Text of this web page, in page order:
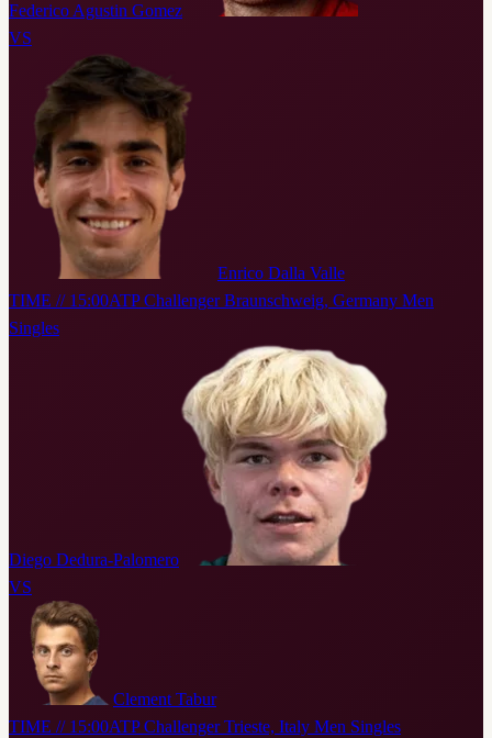
Federico Agustin Gomez
VS
Enrico Dalla Valle
TIME // 15:00ATP Challenger Braunschweig, Germany Men
Singles
Diego Dedura-Palomero
VS
Clement Tabur
TIME // 15:00ATP Challenger Trieste, Italy Men Singles